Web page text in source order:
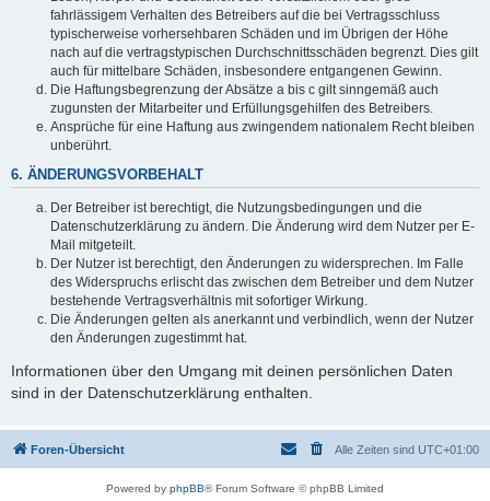
fahrlässigem Verhalten des Betreibers auf die bei Vertragsschluss
typischerweise vorhersehbaren Schäden und im Übrigen der Höhe
nach auf die vertragstypischen Durchschnittsschäden begrenzt. Dies gilt
auch für mittelbare Schäden, insbesondere entgangenen Gewinn.
Die Haftungsbegrenzung der Absätze a bis c gilt sinngemäß auch
zugunsten der Mitarbeiter und Erfüllungsgehilfen des Betreibers.
Ansprüche für eine Haftung aus zwingendem nationalem Recht bleiben
unberührt.
6. ÄNDERUNGSVORBEHALT
Der Betreiber ist berechtigt, die Nutzungsbedingungen und die
Datenschutzerklärung zu ändern. Die Änderung wird dem Nutzer per E-
Mail mitgeteilt.
Der Nutzer ist berechtigt, den Änderungen zu widersprechen. Im Falle
des Widerspruchs erlischt das zwischen dem Betreiber und dem Nutzer
bestehende Vertragsverhältnis mit sofortiger Wirkung.
Die Änderungen gelten als anerkannt und verbindlich, wenn der Nutzer
den Änderungen zugestimmt hat.
Informationen über den Umgang mit deinen persönlichen Daten
sind in der Datenschutzerklärung enthalten.
Foren-Übersicht Alle Zeiten sind UTC+01:00
Powered by phpBB® Forum Software © phpBB Limited